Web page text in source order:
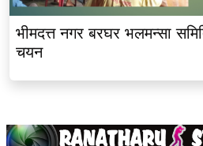
भीमदत्त नगर बरघर भलमन्सा
चयन